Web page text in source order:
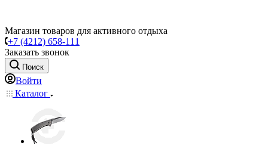
Магазин товаров для активного отдыха
+7 (4212) 658-111
Заказать звонок
Поиск
Войти
Каталог